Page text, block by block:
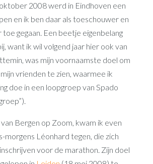
2008 werd in Eindhoven een
en ik ben daar als toeschouwer en
gegaan. Een beetje eigenbelang
want ik wil volgend jaar hier ook van
was mijn voornaamste doel om
vrienden te zien, waarmee ik
doe in een loopgroep van Spado
Bergen op Zoom, kwam ik even
morgens Léonhard tegen, die zich
voor de marathon. Zijn doel